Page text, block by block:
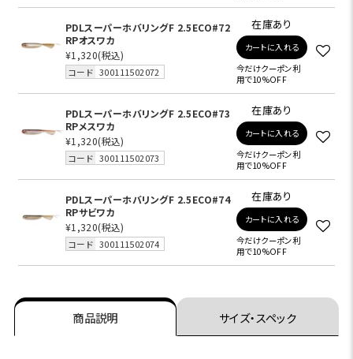
PDLスーパーホバリングF 2.5ECO#72
RPオスワカ
¥1,320(税込)
コード 300111502072
在庫あり
カートに入れる
今だけクーポン利
用で10%OFF
PDLスーパーホバリングF 2.5ECO#73
RPメスワカ
¥1,320(税込)
コード 300111502073
在庫あり
カートに入れる
今だけクーポン利
用で10%OFF
PDLスーパーホバリングF 2.5ECO#74
RPサビワカ
¥1,320(税込)
コード 300111502074
在庫あり
カートに入れる
今だけクーポン利
用で10%OFF
商品説明 サイズ・スペック